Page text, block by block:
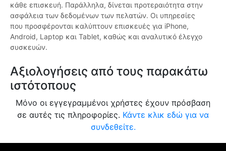
κάθε επισκευή. Παράλληλα, δίνεται προτεραιότητα στην
ασφάλεια των δεδομένων των πελατών. Οι υπηρεσίες
που προσφέρονται καλύπτουν επισκευές για iPhone,
Android, Laptop και Tablet, καθώς και αναλυτικό έλεγχο
συσκευών.
Αξιολογήσεις από τους παρακάτω
ιστότοπους
Μόνο οι εγγεγραμμένοι χρήστες έχουν πρόσβαση
σε αυτές τις πληροφορίες. Κάντε κλικ εδώ για να
συνδεθείτε.